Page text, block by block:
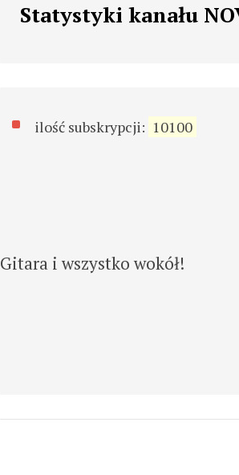
Statystyki kanału
ilość subskrypcji: 10100
Gitara i wszystko wokół!